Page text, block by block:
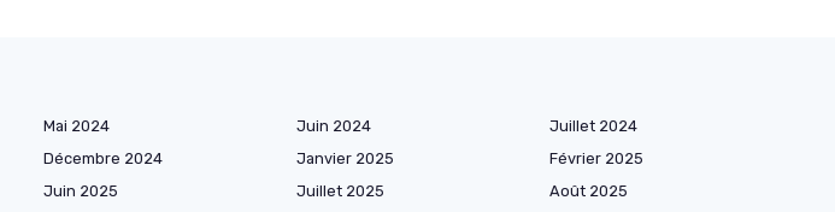
Mai 2024 Juin 2024
Juillet 2024
Décembre 2024 Janvier 2025
Février 2025
Juin 2025 Juillet 2025
Août 2025